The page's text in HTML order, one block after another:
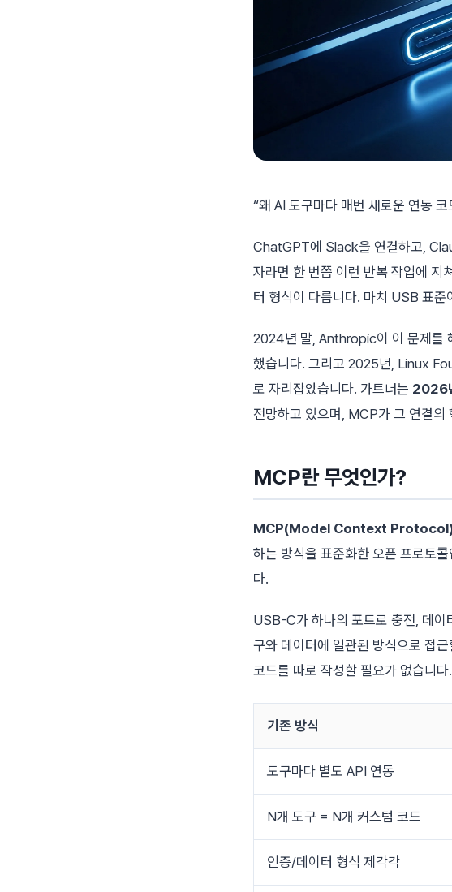
“왜 AI 도구마다 매번 새로운 연동
ChatGPT에 Slack을 연결하고,
자라면 한 번쯤 이런 반복 작업에 지
터 형식이 다릅니다. 마치 USB 표
2024년 말, Anthropic이 이 문제를
했습니다. 그리고 2025년, Linux
로 자리잡았습니다. 가트너는 2026
전망하고 있으며, MCP가 그 연결의
MCP란 무엇인가?
MCP(Model Context
하는 방식을 표준화한 오픈 프로토콜
다.
USB-C가 하나의 포트로 충전, 데이
구와 데이터에 일관된 방식으로 접
코드를 따로 작성할 필요가 없습니다.
기존 방식
도구마다 별도 API 연동
N개 도구 = N개 커스텀 코드
인증/데이터 형식 제각각